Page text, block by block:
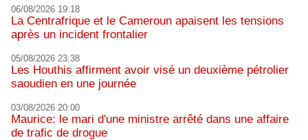
06/08/2026 19:18
La Centrafrique et le Cameroun apaisent les tensions
après un incident frontalier
05/08/2026 23:38
Les Houthis affirment avoir visé un deuxième pétrolier
saoudien en une journée
03/08/2026 20:00
Maurice: le mari d'une ministre arrêté dans une affaire
de trafic de drogue